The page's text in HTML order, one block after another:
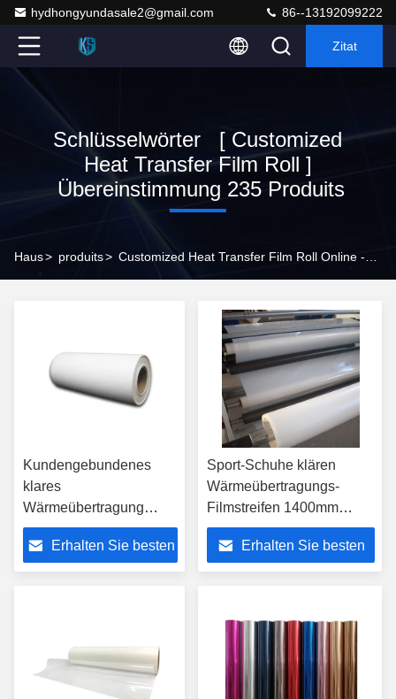
hydhongyundasale2@gmail.com 86--13192099222
Zitat
Schlüsselwörter [ Customized
Heat Transfer Film Roll ]
Übereinstimmung 235 Produits
Haus> produits>
Kundengebundenes
klares
Wärmeübertragung
Filmstreifen 1.15g/cm3
1280mm für
Lederschuhe
Erhalten Sie besten
Sport-Schuhe klären
Wärmeübertragungs-
Filmstreifen 1400mm
1500mm, das mit
Freigabe-Papier
besonders angefertigt wird
Erhalten Sie besten